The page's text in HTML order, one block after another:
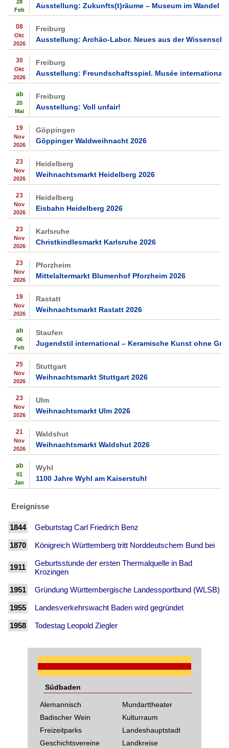
28
Feb
Ausstellung: Zukunfts(t)räume – Museum im Wandel
08
Okt
2026
Freiburg
Ausstellung: Archäo-Labor. Neues aus der
30
Okt
2026
Freiburg
Ausstellung: Freundschaftsspiel. Musée international
ab
20
Mai
Freiburg
Ausstellung: Voll unfair!
19
Nov
2026
Göppingen
Göppinger Waldweihnacht 2026
23
Nov
2026
Heidelberg
Weihnachtsmarkt Heidelberg 2026
23
Nov
2026
Heidelberg
Eisbahn Heidelberg 2026
23
Nov
2026
Karlsruhe
Christkindlesmarkt Karlsruhe 2026
23
Nov
2026
Pforzheim
Mittelaltermarkt Blumenhof Pforzheim 2026
19
Nov
2026
Rastatt
Weihnachtsmarkt Rastatt 2026
ab
06
Feb
Staufen
Jugendstil international – Keramische Kunst ohne
25
Nov
2026
Stuttgart
Weihnachtsmarkt Stuttgart 2026
23
Nov
2026
Ulm
Weihnachtsmarkt Ulm 2026
21
Nov
2026
Waldshut
Weihnachtsmarkt Waldshut 2026
ab
01
Jan
Wyhl
1100 Jahre Wyhl am Kaiserstuhl
Ereignisse
1844 Geburtstag Carl Friedrich Benz
1870 Königreich Württemberg tritt Norddeutschem Bund bei
1911
Geburtsstunde der ersten Thermalquelle in Bad
Krozingen
1951 Gründung Württembergische Landessportbund (WLSB)
1955 Landesverkehrswacht Baden wird gegründet
1958 Todestag Leopold Ziegler
Südbaden
Alemannisch
Badischer Wein
Freizeitparks
Geschichtsvereine
Mundarttheater
Kulturraum
Landeshauptstadt
Landkreise